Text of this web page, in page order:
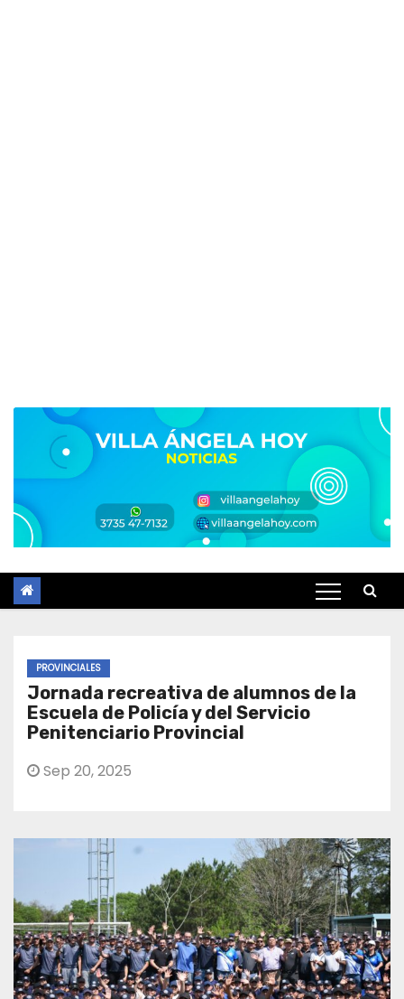
PROVINCIALES
Jornada recreativa de alumnos de la
Escuela de Policía y del Servicio
Penitenciario Provincial
Sep 20, 2025